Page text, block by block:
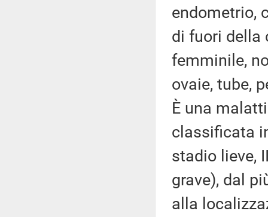
endometrio,
di fuori della
femminile,
ovaie, tube,
È una
classificata
stadio lieve,
grave), dal
alla